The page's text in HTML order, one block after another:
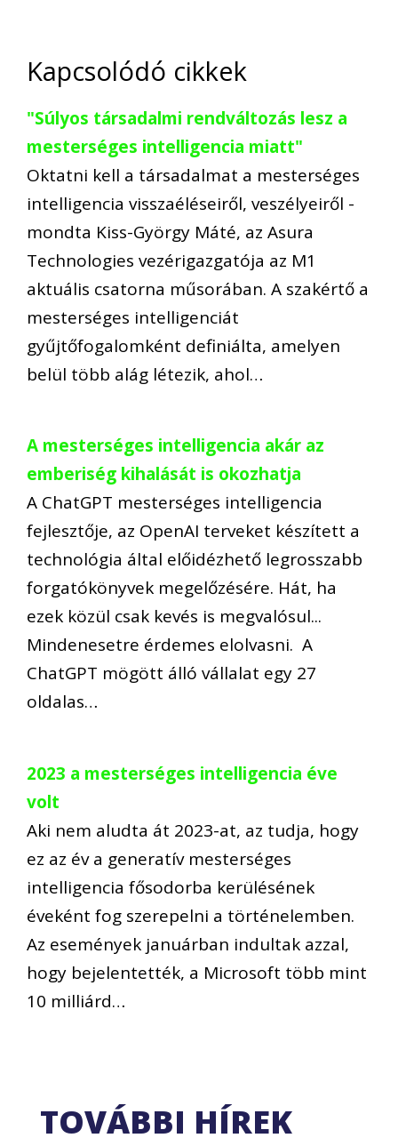
Kapcsolódó cikkek
"Súlyos társadalmi rendváltozás lesz a
mesterséges intelligencia miatt"
Oktatni kell a társadalmat a mesterséges
intelligencia visszaéléseiről, veszélyeiről -
mondta Kiss-György Máté, az Asura
Technologies vezérigazgatója az M1
aktuális csatorna műsorában. A szakértő a
mesterséges intelligenciát
gyűjtőfogalomként definiálta, amelyen
belül több alág létezik, ahol…
A mesterséges intelligencia akár az
emberiség kihalását is okozhatja
A ChatGPT mesterséges intelligencia
fejlesztője, az OpenAI terveket készített a
technológia által előidézhető legrosszabb
forgatókönyvek megelőzésére. Hát, ha
ezek közül csak kevés is megvalósul...
Mindenesetre érdemes elolvasni. A
ChatGPT mögött álló vállalat egy 27
oldalas…
2023 a mesterséges intelligencia éve
volt
Aki nem aludta át 2023-at, az tudja, hogy
ez az év a generatív mesterséges
intelligencia fősodorba kerülésének
éveként fog szerepelni a történelemben.
Az események januárban indultak azzal,
hogy bejelentették, a Microsoft több mint
10 milliárd…
TOVÁBBI HÍREK